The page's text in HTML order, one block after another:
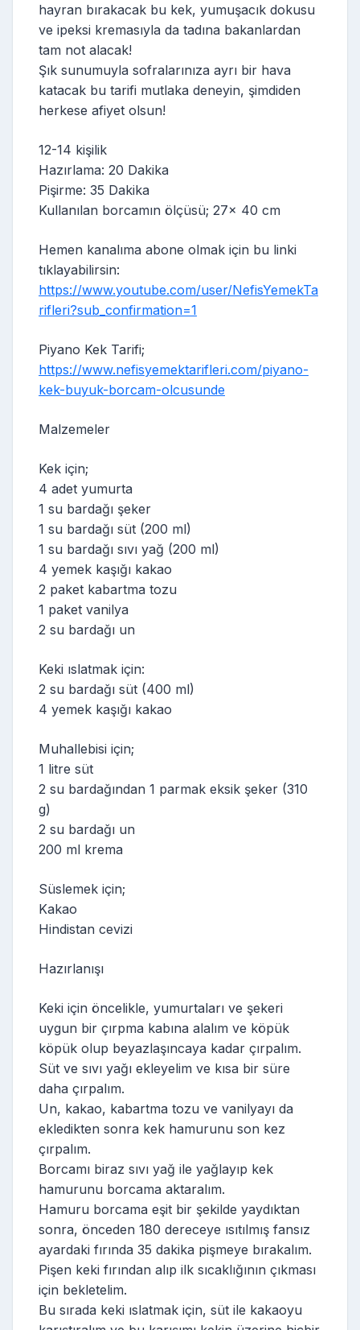
hayran bırakacak bu kek, yumuşacık dokusu
ve ipeksi kremasıyla da tadına bakanlardan
tam not alacak!
Şık sunumuyla sofralarınıza ayrı bir hava
katacak bu tarifi mutlaka deneyin, şimdiden
herkese afiyet olsun!
12-14 kişilik
Hazırlama: 20 Dakika
Pişirme: 35 Dakika
Kullanılan borcamın ölçüsü; 27x 40 cm
Hemen kanalıma abone olmak için bu linki
tıklayabilirsin:
https://www.youtube.com/user/NefisYemekTa
rifleri?sub_confirmation=1
Piyano Kek Tarifi;
https://www.nefisyemektarifleri.com/piyano-
kek-buyuk-borcam-olcusunde
Malzemeler
Kek için;
4 adet yumurta
1 su bardağı şeker
1 su bardağı süt (200 ml)
1 su bardağı sıvı yağ (200 ml)
4 yemek kaşığı kakao
2 paket kabartma tozu
1 paket vanilya
2 su bardağı un
Keki ıslatmak için:
2 su bardağı süt (400 ml)
4 yemek kaşığı kakao
Muhallebisi için;
1 litre süt
2 su bardağından 1 parmak eksik şeker (310
g)
2 su bardağı un
200 ml krema
Süslemek için;
Kakao
Hindistan cevizi
Hazırlanışı
Keki için öncelikle, yumurtaları ve şekeri
uygun bir çırpma kabına alalım ve köpük
köpük olup beyazlaşıncaya kadar çırpalım.
Süt ve sıvı yağı ekleyelim ve kısa bir süre
daha çırpalım.
Un, kakao, kabartma tozu ve vanilyayı da
ekledikten sonra kek hamurunu son kez
çırpalım.
Borcamı biraz sıvı yağ ile yağlayıp kek
hamurunu borcama aktaralım.
Hamuru borcama eşit bir şekilde yaydıktan
sonra, önceden 180 dereceye ısıtılmış fansız
ayardaki fırında 35 dakika pişmeye bırakalım.
Pişen keki fırından alıp ilk sıcaklığının çıkması
için bekletelim.
Bu sırada keki ıslatmak için, süt ile kakaoyu